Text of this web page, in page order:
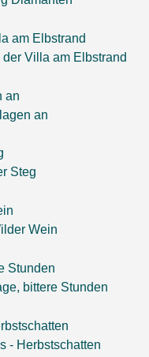
Villa am Elbstrand
an
Steg
Wein
bittere Stunden
- Herbstschatten